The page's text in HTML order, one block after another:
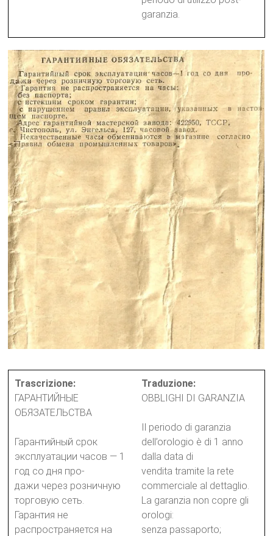
garanzia.
Trascrizione:
ГАРАНТИЙНЫЕ
ОБЯЗАТЕЛЬСТВА
Гарантийный срок
эксплуатации часов — 1
год со дня про-
дажи через розничную
торговую сеть.
Гарантия не
распространяется на
Traduzione:
OBBLIGHI DI GARANZIA
Il periodo di garanzia
dell’orologio è di 1 anno
dalla data di
vendita tramite la rete
commerciale al dettaglio.
La garanzia non copre gli
orologi:
senza passaporto;